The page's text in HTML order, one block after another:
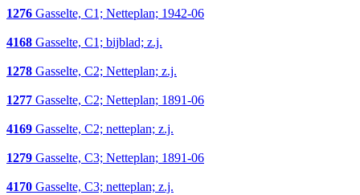
1276 Gasselte, C1; Netteplan; 1942-06
4168 Gasselte, C1; bijblad; z.j.
1278 Gasselte, C2; Netteplan; z.j.
1277 Gasselte, C2; Netteplan; 1891-06
4169 Gasselte, C2; netteplan; z.j.
1279 Gasselte, C3; Netteplan; 1891-06
4170 Gasselte, C3; netteplan; z.j.